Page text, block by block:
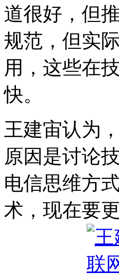
道很好，但
规范，但实
用，这些在
快。
王建宙认为
原因是讨论
电信思维方
术，现在要